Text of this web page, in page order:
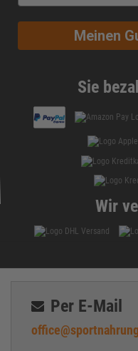
Cluster Dextrin®
Conjugierte Linolsäure
Creatin HCL
Eiweiss
Fett
Freie Radikale
Meinen
Sie
Wir
Per E-Mail